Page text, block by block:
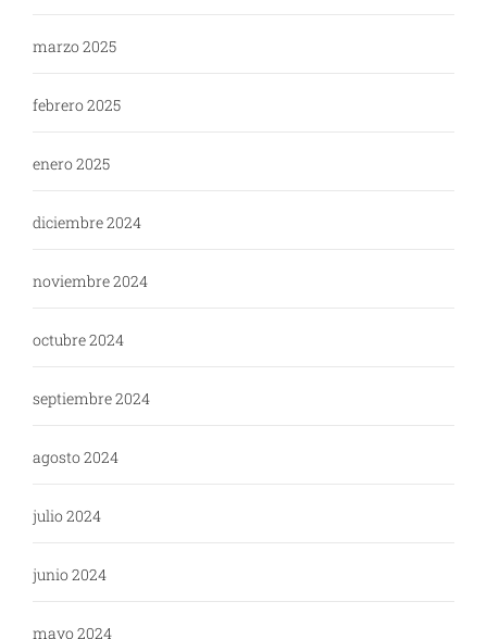
marzo 2025
febrero 2025
enero 2025
diciembre 2024
noviembre 2024
octubre 2024
septiembre 2024
agosto 2024
julio 2024
junio 2024
mayo 2024